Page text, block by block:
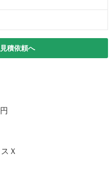
積依頼へ
Ｘ